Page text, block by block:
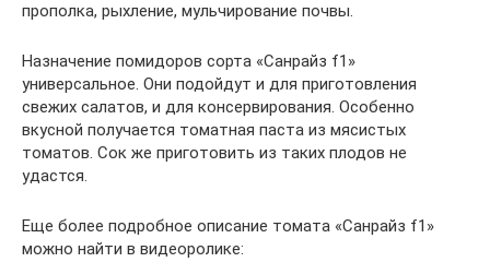
прополка, рыхление, мульчирование почвы.
Назначение помидоров сорта «Санрайз f1»
универсальное. Они подойдут и для приготовления
свежих салатов, и для консервирования. Особенно
вкусной получается томатная паста из мясистых
томатов. Сок же приготовить из таких плодов не
удастся.
Еще более подробное описание томата «Санрайз f1»
можно найти в видеоролике: